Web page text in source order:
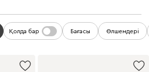
Қолда бар Бағасы Өлшемдері